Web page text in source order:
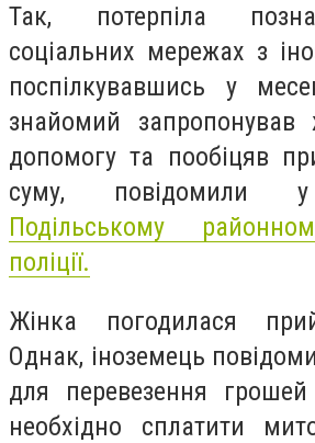
Так, потерпіла
соціальних мережах з
поспілкувавшись у
знайомий запропонував
допомогу та пообіцяв
суму,
Подільському
поліції.
Жінка погодилася
Однак, іноземець
для перевезення
необхідно сплатити